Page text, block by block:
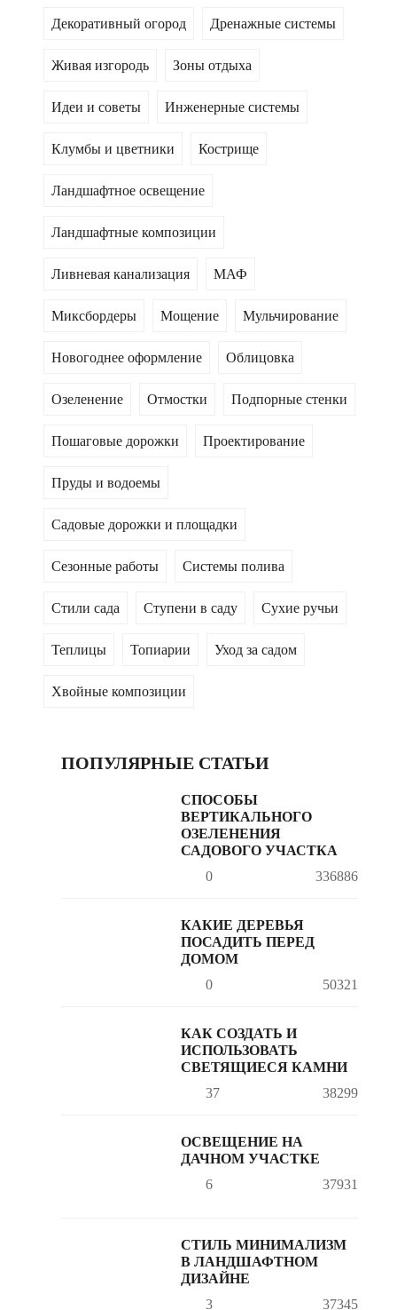
Декоративный огород Дренажные системы
Живая изгородь Зоны отдыха
Идеи и советы Инженерные системы
Клумбы и цветники Кострище
Ландшафтное освещение
Ландшафтные композиции
Ливневая канализация МАФ
Миксбордеры Мощение Мульчирование
Новогоднее оформление Облицовка
Озеленение Отмостки Подпорные стенки
Пошаговые дорожки Проектирование
Пруды и водоемы
Садовые дорожки и площадки
Сезонные работы Системы полива
Стили сада Ступени в саду Сухие ручьи
Теплицы Топиарии Уход за садом
Хвойные композиции
ПОПУЛЯРНЫЕ СТАТЬИ
СПОСОБЫ
ВЕРТИКАЛЬНОГО
ОЗЕЛЕНЕНИЯ
САДОВОГО УЧАСТКА
0
336886
КАКИЕ ДЕРЕВЬЯ
ПОСАДИТЬ ПЕРЕД
ДОМОМ
0
50321
КАК СОЗДАТЬ И
ИСПОЛЬЗОВАТЬ
СВЕТЯЩИЕСЯ КАМНИ
37
38299
ОСВЕЩЕНИЕ НА
ДАЧНОМ УЧАСТКЕ
6
37931
СТИЛЬ МИНИМАЛИЗМ
В ЛАНДШАФТНОМ
ДИЗАЙНЕ
3
37345